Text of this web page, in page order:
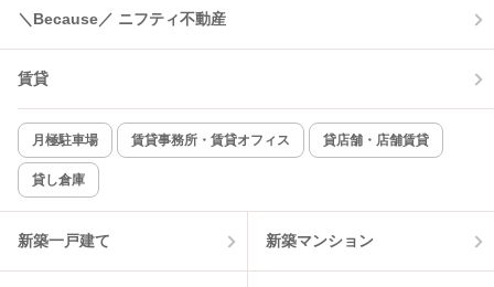
コンロ2口以上
新着のみ インターネット無料
該当件数:
物件一覧に反映
＼Because／ ニフティ不動産
賃貸
月極駐車場 賃貸事務所・賃貸オフィス 貸店舗・店舗賃貸
貸し倉庫
新築一戸建て 新築マンション